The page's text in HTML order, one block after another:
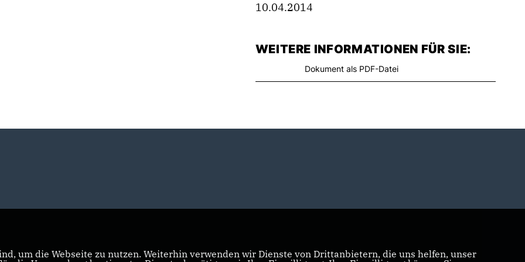
10.04.2014
WEITERE INFORMATIONEN FÜR SIE:
Dokument als PDF-Datei
um die Webseite zu nutzen. Weiterhin verwenden wir Dienste von Drittanbietern, die uns helfen, unser